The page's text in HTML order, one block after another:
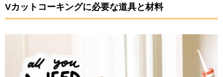
Vカットコーキングに必要な道具と材料